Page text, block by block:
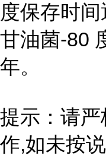
度保存时间
甘油菌-80
年。
提示：请
作,如未按